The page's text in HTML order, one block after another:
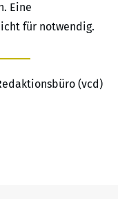
Eine
für notwendig.
(vcd)